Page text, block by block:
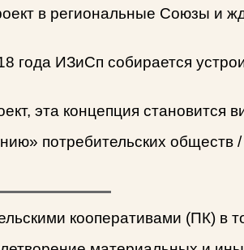
в региональные Союзы и
ИЗиСп собирается
эта концепция становится
потребительских обществ
кооперативами (ПК) в